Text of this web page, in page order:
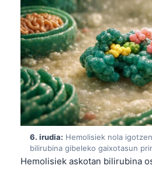
6. irudia: Hemolisiek nola
bilirubina gibeleko gaixotasun
Hemolisiek askotan bilirubina
Tiếng Việt
Tagalog
ไทย
ဗမာစာ
ភាសាខ្មែរ
Kiswahili
አማርኛ
Українська
O‘zbekcha